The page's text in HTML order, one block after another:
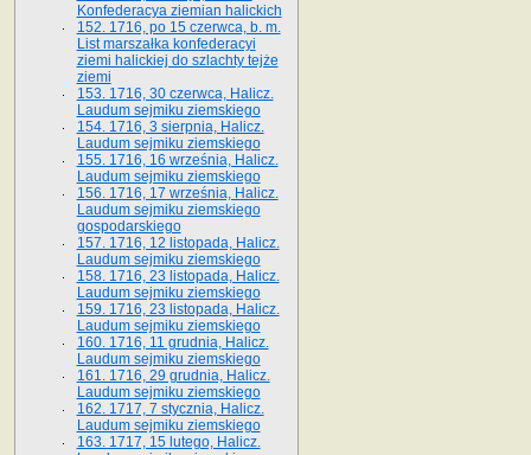
Konfederacya ziemian halickich
152. 1716, po 15 czerwca, b. m.
List marszałka konfederacyi
ziemi halickiej do szlachty tejże
ziemi
153. 1716, 30 czerwca, Halicz.
Laudum sejmiku ziemskiego
154. 1716, 3 sierpnia, Halicz.
Laudum sejmiku ziemskiego
155. 1716, 16 września, Halicz.
Laudum sejmiku ziemskiego
156. 1716, 17 września, Halicz.
Laudum sejmiku ziemskiego
gospodarskiego
157. 1716, 12 listopada, Halicz.
Laudum sejmiku ziemskiego
158. 1716, 23 listopada, Halicz.
Laudum sejmiku ziemskiego
159. 1716, 23 listopada, Halicz.
Laudum sejmiku ziemskiego
160. 1716, 11 grudnia, Halicz.
Laudum sejmiku ziemskiego
161. 1716, 29 grudnia, Halicz.
Laudum sejmiku ziemskiego
162. 1717, 7 stycznia, Halicz.
Laudum sejmiku ziemskiego
163. 1717, 15 lutego, Halicz.